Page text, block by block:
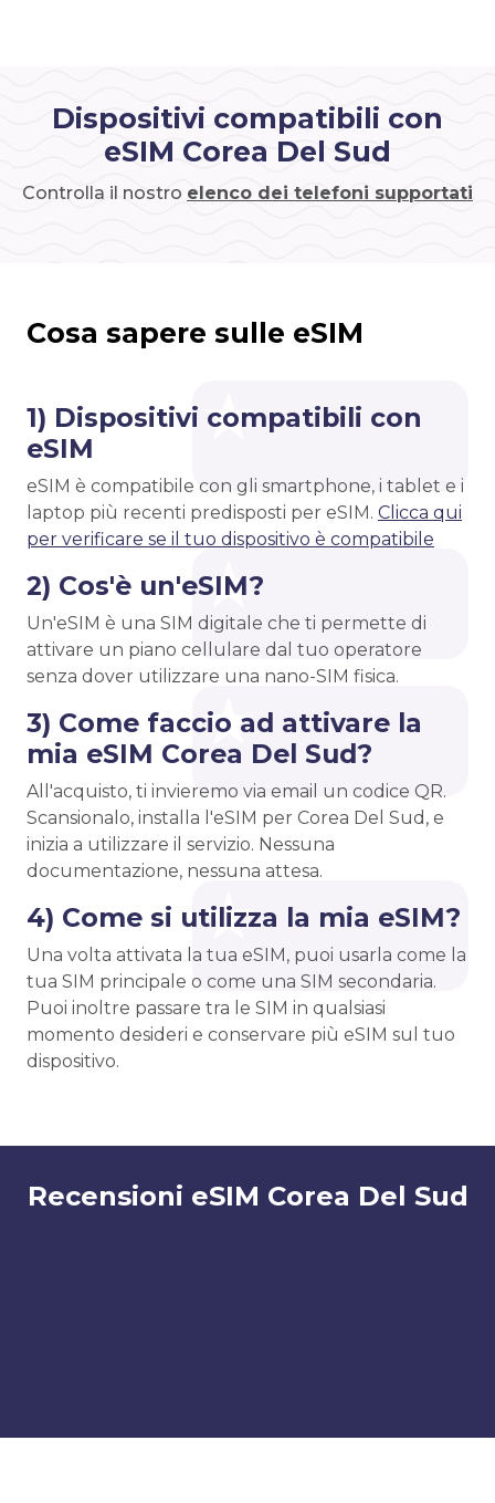
Dispositivi compatibili con
eSIM Corea Del Sud
Controlla il nostro elenco dei telefoni supportati
Cosa sapere sulle eSIM
1) Dispositivi compatibili con
eSIM
eSIM è compatibile con gli smartphone, i tablet e i
laptop più recenti predisposti per eSIM. Clicca qui
per verificare se il tuo dispositivo è compatibile
2) Cos'è un'eSIM?
Un'eSIM è una SIM digitale che ti permette di
attivare un piano cellulare dal tuo operatore
senza dover utilizzare una nano-SIM fisica.
3) Come faccio ad attivare la
mia eSIM Corea Del Sud?
All'acquisto, ti invieremo via email un codice QR.
Scansionalo, installa l'eSIM per Corea Del Sud, e
inizia a utilizzare il servizio. Nessuna
documentazione, nessuna attesa.
4) Come si utilizza la mia eSIM?
Una volta attivata la tua eSIM, puoi usarla come la
tua SIM principale o come una SIM secondaria.
Puoi inoltre passare tra le SIM in qualsiasi
momento desideri e conservare più eSIM sul tuo
dispositivo.
Recensioni eSIM Corea Del Sud